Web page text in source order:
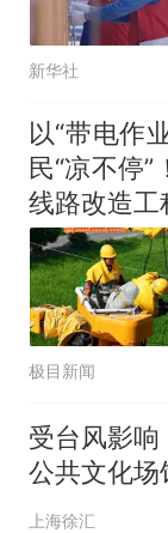
新华社
以“带电作
民“凉不停
线路改造工
极目新闻
受台风影
公共文化场
点、演出闭
上海徐汇